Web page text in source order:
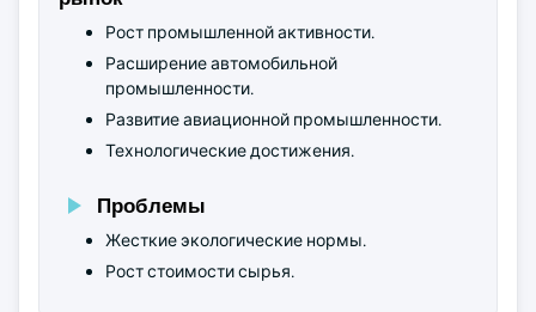
Рост промышленной активности.
Расширение автомобильной
промышленности.
Развитие авиационной промышленности.
Технологические достижения.
Проблемы
Жесткие экологические нормы.
Рост стоимости сырья.